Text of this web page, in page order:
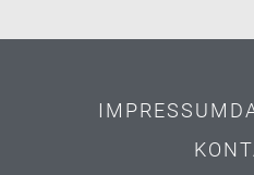
IMPRESSUM